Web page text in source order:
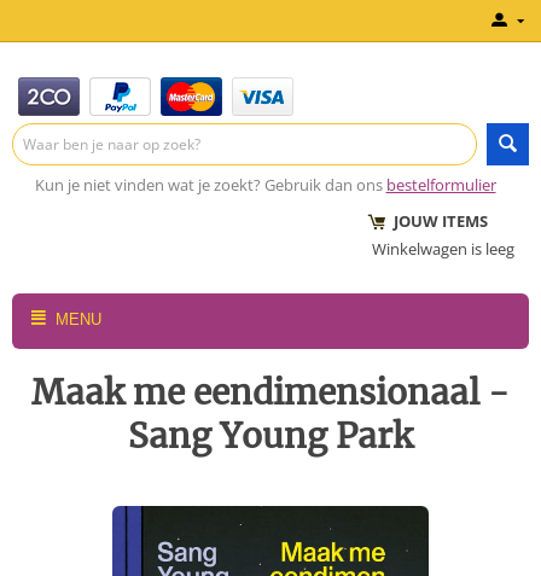
Kun je niet vinden wat je zoekt? Gebruik dan ons bestelformulier
JOUW ITEMS
Winkelwagen is leeg
MENU
Maak me eendimensionaal -
Sang Young Park